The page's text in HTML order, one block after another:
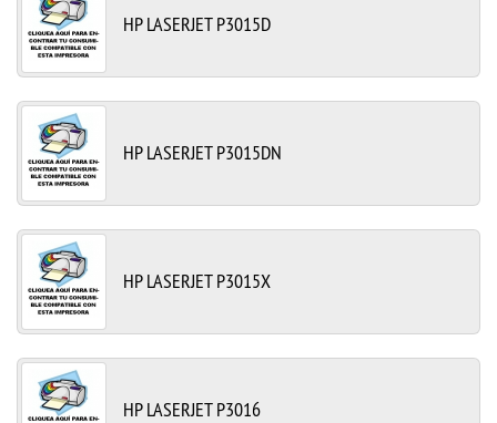
HP LASERJET P3015D
HP LASERJET P3015DN
HP LASERJET P3015X
HP LASERJET P3016